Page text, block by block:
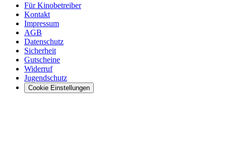
Für Kinobetreiber
Kontakt
Impressum
AGB
Datenschutz
Sicherheit
Gutscheine
Widerruf
Jugendschutz
Cookie Einstellungen